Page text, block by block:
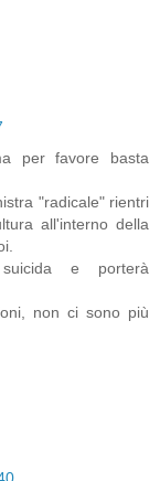
per favore basta
"radicale" rientri
all'interno della
e porterà
non ci sono più